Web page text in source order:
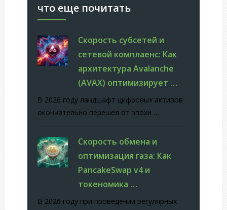
что еще почитать
Скорость субсетей и
сетевой комплаенс: Как
архитектура Avalanche
(AVAX) оптимизирует …
В 2026 году ландшафт цифровых активов
окончательно перешел от эпохи …
Скорость обмена и
оптимизация газа: Как
PancakeSwap v4 и
токеномика …
В 2026 году при проведении регулярных